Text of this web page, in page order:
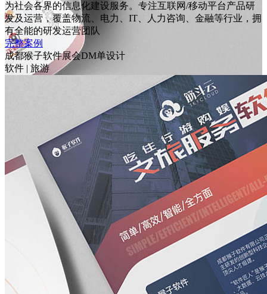
为社会各界的信息化建设服务。专注互联网/移动平台产品研
发及运营，覆盖物流、电力、IT、人力咨询、金融等行业，拥
有全能的研发运营团队
完整案例
成都猴子软件展会DM单设计
软件 | 旅游